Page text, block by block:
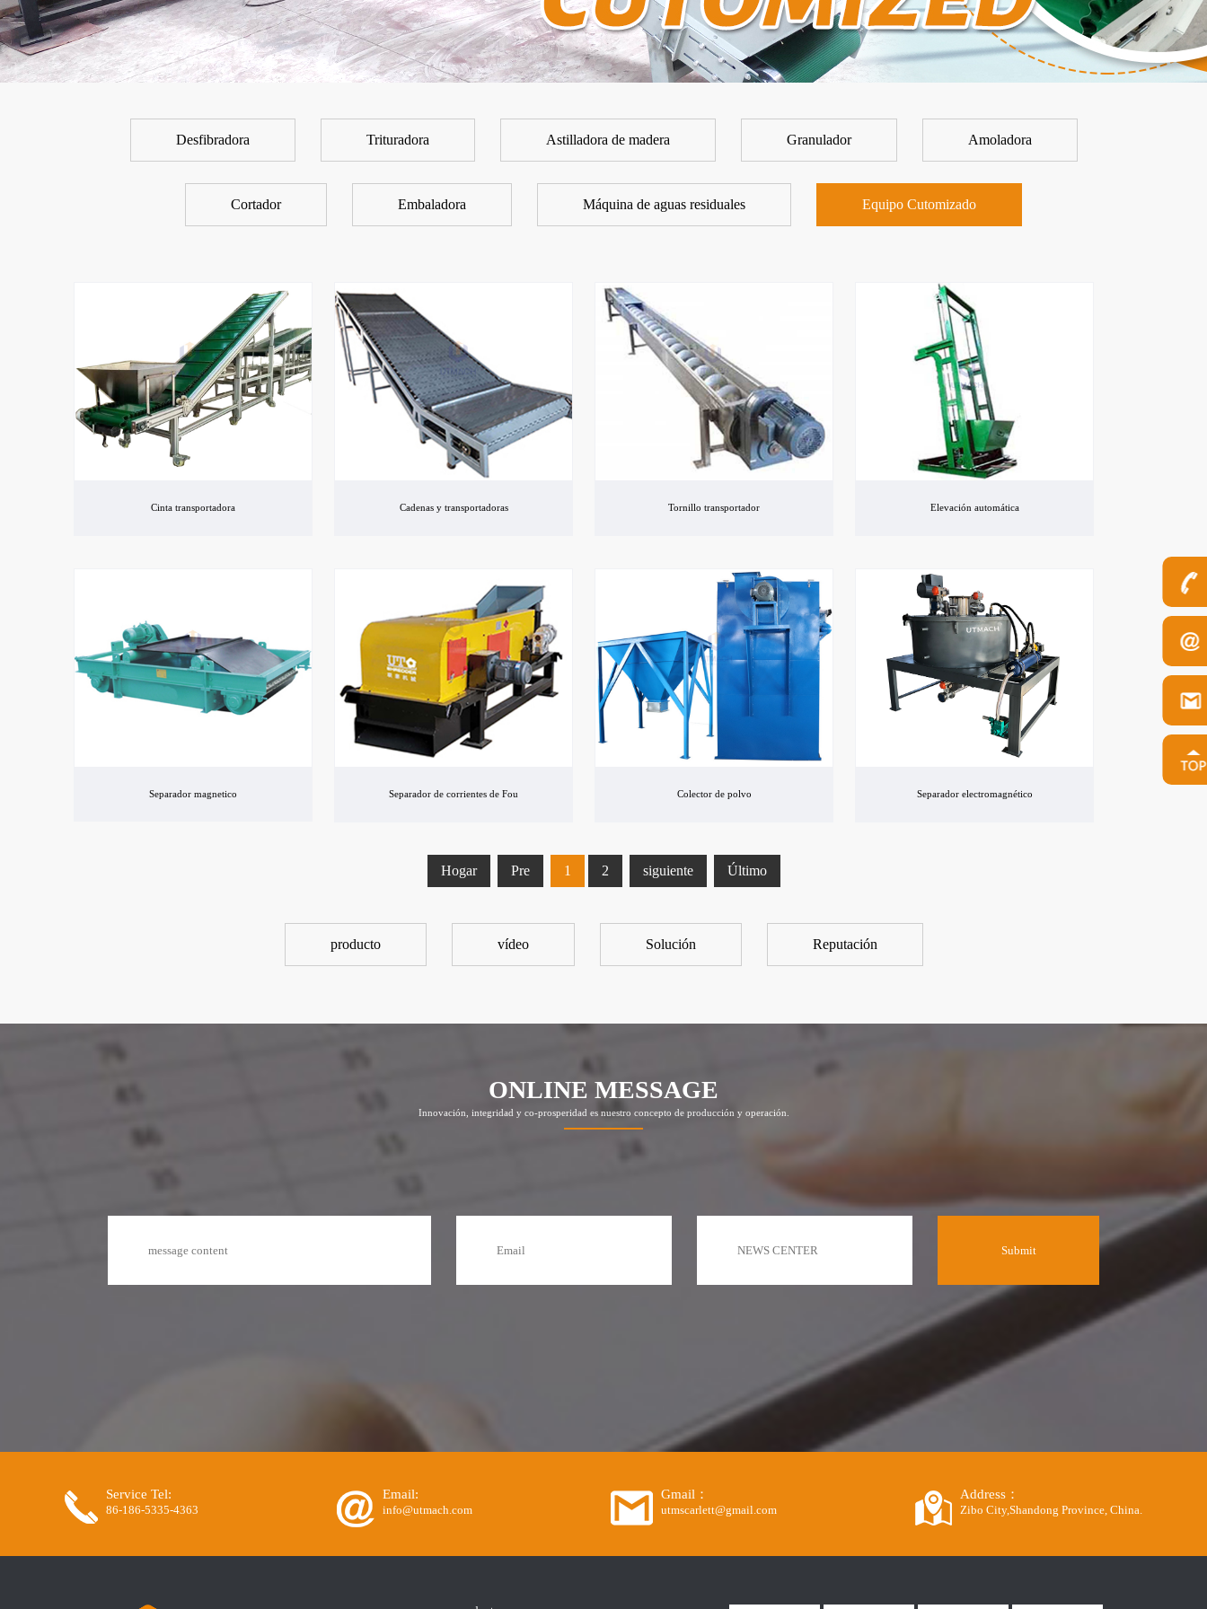
Desfibradora Trituradora Astilladora de madera Granulador Amoladora
Cortador Embaladora Máquina de aguas residuales Equipo Cutomizado
Cinta transportadora Cadenas y transportadoras Tornillo transportador Elevación automática
Separador magnetico Separador de corrientes de Fou Colector de polvo Separador electromagnético
Hogar Pre 1 2 siguiente Último
producto vídeo Solución Reputación
ONLINE MESSAGE
Innovación, integridad y co-prosperidad es nuestro concepto de producción y operación.
Service Tel:
86-186-5335-4363
Email:
info@utmach.com
Gmail：
utmscarlett@gmail.com
Address：
Zibo City,Shandong Province, China.